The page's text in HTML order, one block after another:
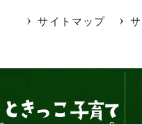
サイトマップ